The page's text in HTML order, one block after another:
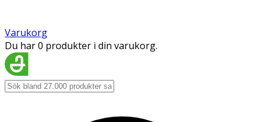
Varukorg
Du har 0 produkter i din varukorg.